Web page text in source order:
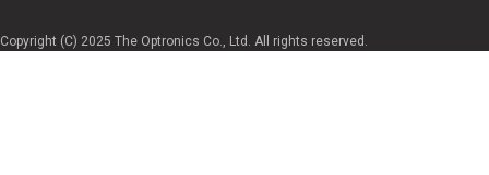
Copyright (C) 2025 The Optronics Co., Ltd. All rights reserved.